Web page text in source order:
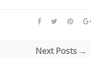
Next Posts →